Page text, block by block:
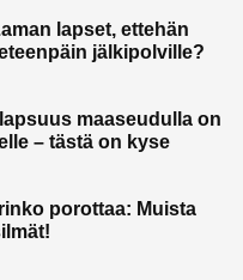
lapset, ettehän
jälkipolville?
maaseudulla on
– tästä on kyse
porottaa: Muista